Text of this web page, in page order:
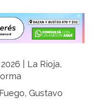
| La Rioja,
Gustavo